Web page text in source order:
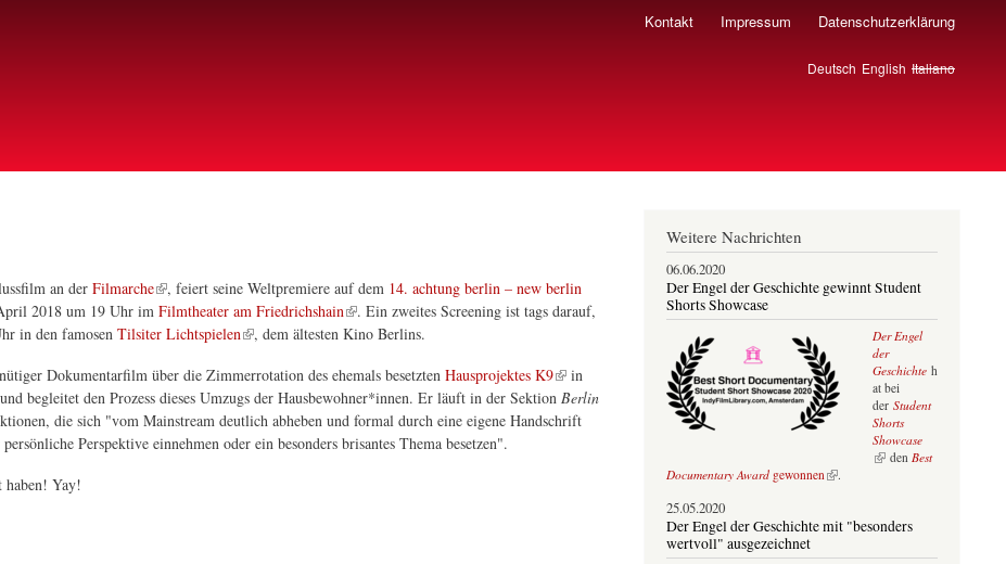
Kontakt Impressum Datenschutzerklärung
Deutsch English Italiano
an der Filmarche , feiert seine Weltpremiere auf dem 14. achtung berlin – new berlin
2018 um 19 Uhr im Filmtheater am Friedrichshain
. Ein zweites Screening ist tags darauf,
in den famosen Tilsiter Lichtspielen
, dem ältesten Kino Berlins.
Dokumentarfilm über die Zimmerrotation des ehemals besetzten Hausprojektes K9
in
begleitet den Prozess dieses Umzugs der Hausbewohner*innen. Er läuft in der Sektion Berlin
die sich "vom Mainstream deutlich abheben und formal durch eine eigene Handschrift
Perspektive einnehmen oder ein besonders brisantes Thema besetzen".
haben! Yay!
Weitere Nachrichten
06.06.2020
Der Engel der Geschichte gewinnt Student
Shorts Showcase
Der Engel
der
Geschichteh
at bei
der Student
Shorts
Showcase
den Best
Documentary Awardgewonnen
(Link ist extern) .
25.05.2020
Der Engel der Geschichte mit "besonders
wertvoll" ausgezeichnet